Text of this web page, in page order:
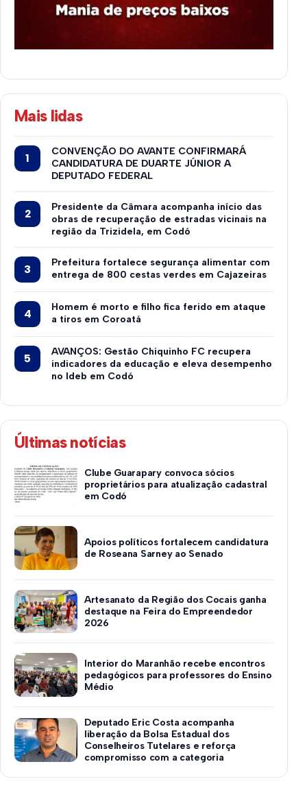
Mais lidas
CONVENÇÃO DO AVANTE CONFIRMARÁ
CANDIDATURA DE DUARTE JÚNIOR A
DEPUTADO FEDERAL
Presidente da Câmara acompanha início das
obras de recuperação de estradas vicinais na
região da Trizidela, em Codó
Prefeitura fortalece segurança alimentar com
entrega de 800 cestas verdes em Cajazeiras
Homem é morto e filho fica ferido em ataque
a tiros em Coroatá
AVANÇOS: Gestão Chiquinho FC recupera
indicadores da educação e eleva desempenho
no Ideb em Codó
Últimas notícias
Clube Guarapary convoca sócios
proprietários para atualização cadastral
em Codó
Apoios políticos fortalecem candidatura
de Roseana Sarney ao Senado
Artesanato da Região dos Cocais ganha
destaque na Feira do Empreendedor
2026
Interior do Maranhão recebe encontros
pedagógicos para professores do Ensino
Médio
Deputado Eric Costa acompanha
liberação da Bolsa Estadual dos
Conselheiros Tutelares e reforça
compromisso com a categoria